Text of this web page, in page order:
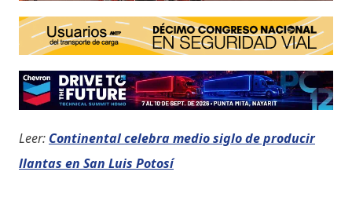
Leer: Continental celebra medio siglo de producir
llantas en San Luis Potosí